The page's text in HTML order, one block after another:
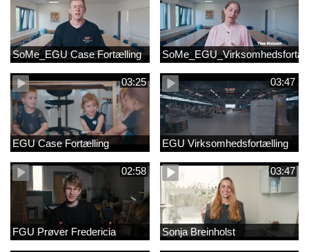
SoMe_EGU Case Fortælling
03:25
EGU Case Fortælling
03:47
EGU Virksomhedsfortælling
02:58
FGU Prøver Fredericia
03:47
Sonja Breinholst